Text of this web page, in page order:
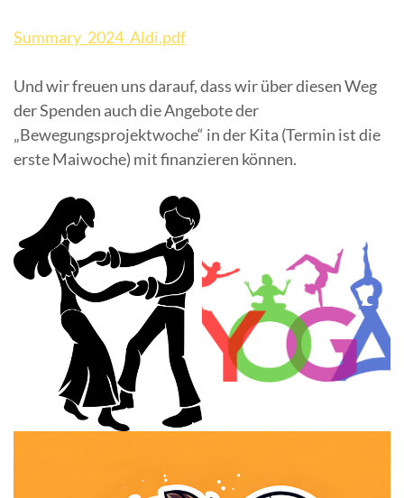
Summary_2024_Aldi.pdf
Und wir freuen uns darauf, dass wir über diesen Weg
der Spenden auch die Angebote der
„Bewegungsprojektwoche“ in der Kita (Termin ist die
erste Maiwoche) mit finanzieren können.